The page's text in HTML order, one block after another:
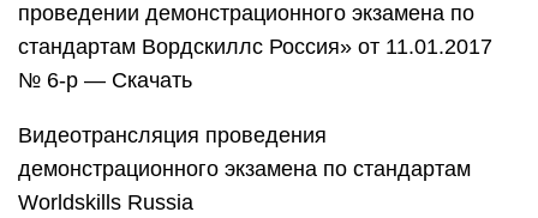
проведении демонстрационного экзамена по
стандартам Вордскиллс Россия» от 11.01.2017
№ 6-р — Скачать
Видеотрансляция проведения
демонстрационного экзамена по стандартам
Worldskills Russia